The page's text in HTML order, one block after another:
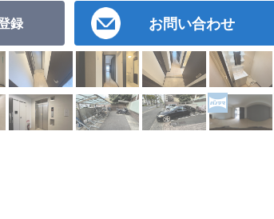
録 お問い合わせ